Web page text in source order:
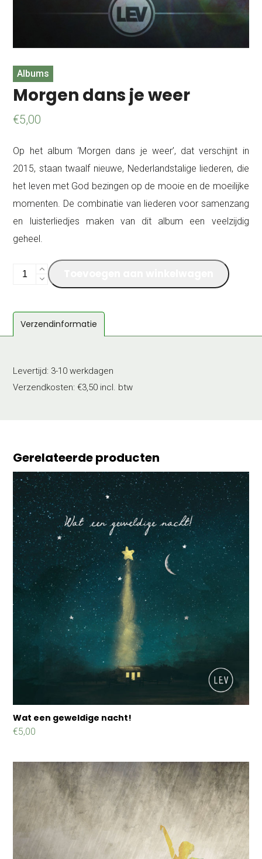
Albums
Morgen dans je weer
€5,00
Op het album ‘Morgen dans je weer’, dat verschijnt in
2015, staan twaalf nieuwe, Nederlandstalige liederen, die
het leven met God bezingen op de mooie en de moeilijke
momenten. De combinatie van liederen voor samenzang
en luisterliedjes maken van dit album een veelzijdig
geheel.
Morgen
weer
aantal
Verzendinformatie
Levertijd: 3-10 werkdagen
Verzendkosten: €3,50 incl. btw
Gerelateerde producten
Wat een geweldige nacht!
€5,00